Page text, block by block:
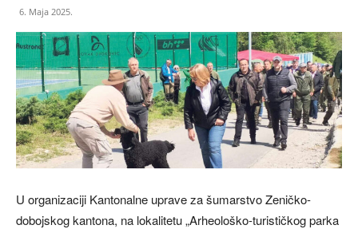
6. Maja 2025.
U organizaciji Kantonalne uprave za šumarstvo Zeničko-
dobojskog kantona, na lokalitetu „Arheološko-turističkog parka